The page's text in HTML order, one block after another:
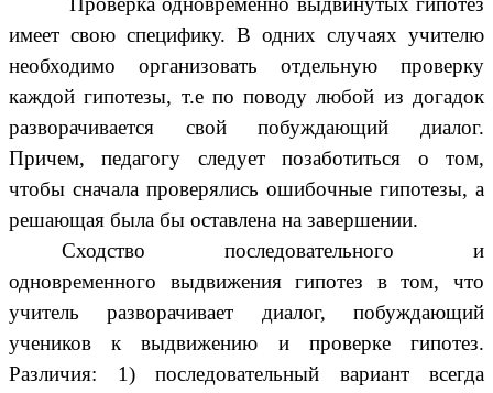
имеет свою специфику. В одних случаях учителю
необходимо организовать отдельную проверку
каждой гипотезы, т.е по поводу любой из догадок
разворачивается свой побуждающий диалог.
Причем, педагогу следует позаботиться о том,
чтобы сначала проверялись ошибочные гипотезы, а
решающая была бы оставлена на завершении.
Сходство последовательного и
одновременного выдвижения гипотез в том, что
учитель разворачивает диалог, побуждающий
учеников к выдвижению и проверке гипотез.
Различия: 1) последовательный вариант всегда